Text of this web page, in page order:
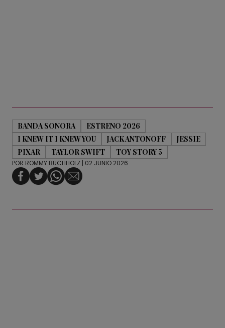
BANDA SONORA
ESTRENO 2026
I KNEW IT I KNEW YOU
JACK ANTONOFF
JESSIE
PIXAR
TAYLOR SWIFT TOY STORY 5
POR ROMMY BUCHHOLZ | 02 JUNIO 2026